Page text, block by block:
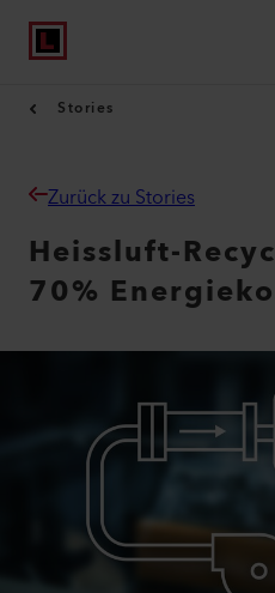
Stories
Zurück zu Stories
Heissluft-
70%